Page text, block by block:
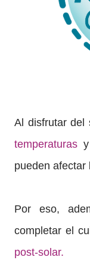
Al disfrutar del
temperaturas
pueden afectar
Por eso,
completar el
post-solar.